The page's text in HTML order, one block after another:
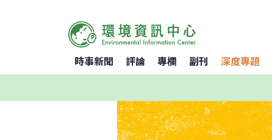
時事新聞 評論 專欄 副刊 深度專題